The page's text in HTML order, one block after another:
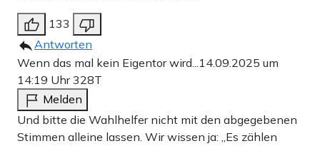
133
Antworten
Wenn das mal kein Eigentor wird...14.09.2025 um
14:19 Uhr328T
Melden
Und bitte die Wahlhelfer nicht mit den abgegebenen
Stimmen alleine lassen. Wir wissen ja: „Es zählen